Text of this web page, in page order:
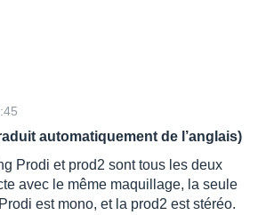
automatiquement de l’anglais)
Prodi et prod2 sont tous les deux
avec le même maquillage, la seule
est mono, et la prod2 est stéréo.